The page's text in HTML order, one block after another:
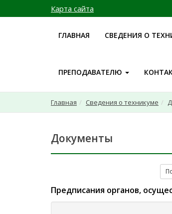
Карта сайта
ГЛАВНАЯ СВЕДЕНИЯ О
ПРЕПОДАВАТЕЛЮ
Главная Сведения о техникуме
Документы
Предписания органов,